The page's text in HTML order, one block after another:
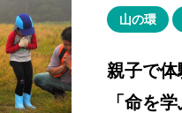
山の環
親子で
「命を